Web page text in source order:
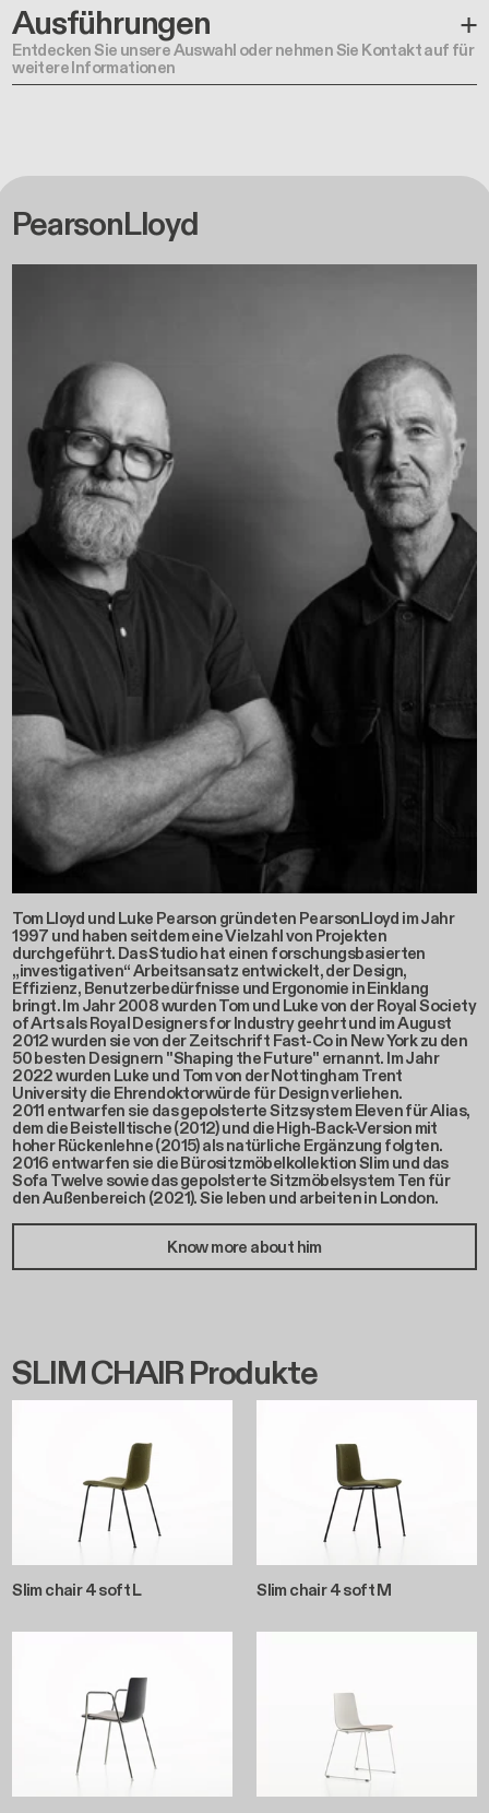
Ausführungen
Entdecken Sie unsere Auswahl oder nehmen Sie Kontakt auf für
weitere Informationen
PearsonLloyd
Tom Lloyd und Luke Pearson gründeten PearsonLloyd im Jahr
1997 und haben seitdem eine Vielzahl von Projekten
durchgeführt. Das Studio hat einen forschungsbasierten
„investigativen“ Arbeitsansatz entwickelt, der Design,
Effizienz, Benutzerbedürfnisse und Ergonomie in Einklang
bringt. Im Jahr 2008 wurden Tom und Luke von der Royal Society
of Arts als Royal Designers for Industry geehrt und im August
2012 wurden sie von der Zeitschrift Fast-Co in New York zu den
50 besten Designern "Shaping the Future" ernannt. Im Jahr
2022 wurden Luke und Tom von der Nottingham Trent
University die Ehrendoktorwürde für Design verliehen.
2011 entwarfen sie das gepolsterte Sitzsystem Eleven für Alias,
dem die Beistelltische (2012) und die High-Back-Version mit
hoher Rückenlehne (2015) als natürliche Ergänzung folgten.
2016 entwarfen sie die Bürositzmöbelkollektion Slim und das
Sofa Twelve sowie das gepolsterte Sitzmöbelsystem Ten für
den Außenbereich (2021). Sie leben und arbeiten in London.
Know more about him
SLIM CHAIR Produkte
Slim chair 4 soft L Slim chair 4 soft M